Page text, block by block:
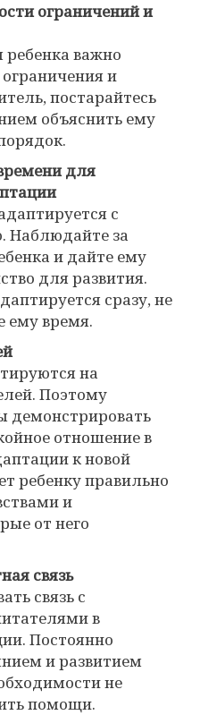
ограничений и
ребенка важно
и
постарайтесь
объяснить ему
для
с
Наблюдайте за
и дайте ему
для развития.
сразу, не
ему время.
на
Поэтому
отношение в
к новой
ребенку правильно
и
от него
связь
связь с
в
Постоянно
и развитием
не
помощи.